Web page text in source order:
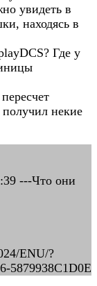
увидеть в
находясь в
Где у
некие
---Что они
ENU/?
5879938C1D0E